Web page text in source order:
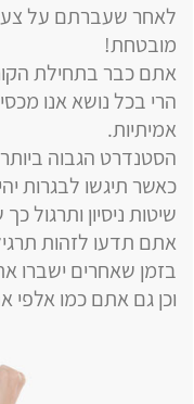
לאחר שעברתם על
מובטחת!
אתם כבר בתחילת
אמיתיות.
הסטנדרט הגבוה
כאשר תיגשו לבגרות
שיטות ניסיון ותרגול
אתם תדעו לזהות
בזמן שאחרים ישברו
וכן גם אתם כמו אלפי